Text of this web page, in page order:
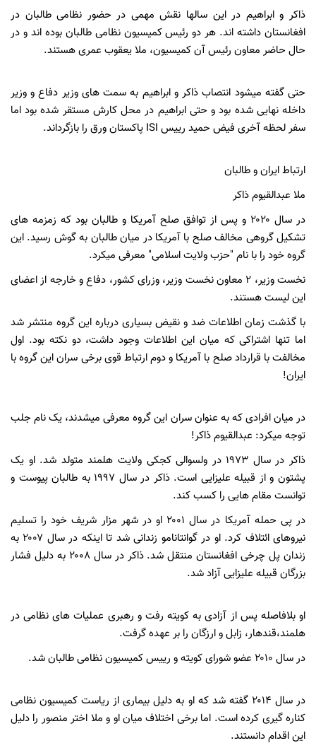
ذاکر و ابراهیم در این سالها نقش مهمی در حضور نظامی طالبان در
افغانستان داشته اند. هر دو رئیس کمیسیون نظامی طالبان بوده اند و در
حال حاضر معاون رئیس آن کمیسیون، ملا یعقوب عمری هستند.
حتی گفته میشود انتصاب ذاکر و ابراهیم به سمت های وزیر دفاع و وزیر
داخله نهایی شده بود و حتی ابراهیم در محل کارش مستقر شده بود اما
سفر لحظه آخری فیض حمید رییس ISI پاکستان ورق را بازگرداند.
ارتباط ایران و طالبان
ملا عبدالقیوم ذاکر
در سال ۲۰۲۰ و پس از توافق صلح آمریکا و طالبان بود که زمزمه های
تشکیل گروهی مخالف صلح با آمریکا در میان طالبان به گوش رسید. این
گروه خود را با نام "حزب ولایت اسلامی" معرفی میکرد.
نخست وزیر، ۲ معاون نخست وزیر، وزرای کشور، دفاع و خارجه از اعضای
این لیست هستند.
با گذشت زمان اطلاعات ضد و نقیض بسیاری درباره این گروه منتشر شد
اما تنها اشتراکی که میان این اطلاعات وجود داشت، دو نکته بود. اول
مخالفت با قرارداد صلح با آمریکا و دوم ارتباط قوی برخی سران این گروه با
ایران!
در میان افرادی که به عنوان سران این گروه معرفی میشدند، یک نام جلب
توجه میکرد: عبدالقیوم ذاکر!
ذاکر در سال ۱۹۷۳ در ولسوالی کجکی ولایت هلمند متولد شد. او یک
پشتون و از قبیله علیزایی است. ذاکر در سال ۱۹۹۷ به طالبان پیوست و
توانست مقام هایی را کسب کند.
در پی حمله آمریکا در سال ۲۰۰۱ او در شهر مزار شریف خود را تسلیم
نیروهای ائتلاف کرد. او در گوانتانامو زندانی شد تا اینکه در سال ۲۰۰۷ به
زندان پل چرخی افغانستان منتقل شد. ذاکر در سال ۲۰۰۸ به دلیل فشار
بزرگان قبیله علیزایی آزاد شد.
او بلافاصله پس از آزادی به کویته رفت و رهبری عملیات های نظامی در
هلمند،قندهار، زابل و ارزگان را بر عهده گرفت.
در سال ۲۰۱۰ عضو شورای کویته و رییس کمیسیون نظامی طالبان شد.
در سال ۲۰۱۴ گفته شد که او به دلیل بیماری از ریاست کمیسیون نظامی
کناره گیری کرده است. اما برخی اختلاف میان او و ملا اختر منصور را دلیل
این اقدام دانستند.